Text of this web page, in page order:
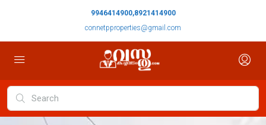
9946414900,8921414900
connetpproperties@gmail.com